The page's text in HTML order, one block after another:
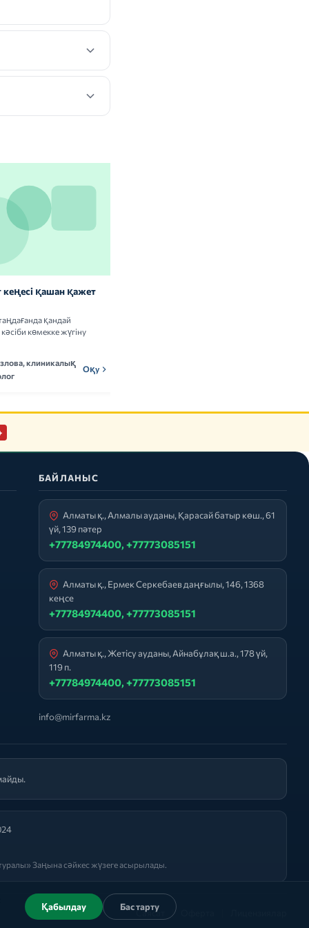
Қабылдау Бас тарту
қашан қажет
қандай
көмекке жүгіну
клиникалық
Оқу
БАЙЛАНЫС
Алматы қ., Алмалы ауданы, Қарасай батыр көш., 61
үй, 139 пәтер
+77784974400, +77773085151
Алматы қ., Ермек Серкебаев даңғылы, 146, 1368
кеңсе
+77784974400, +77773085151
Алматы қ., Жетісу ауданы, Айнабұлақ ш.а., 178 үй,
119 п.
+77784974400, +77773085151
info@mirfarma.kz
Заңына сәйкес жүзеге асырылады.
Саясат |